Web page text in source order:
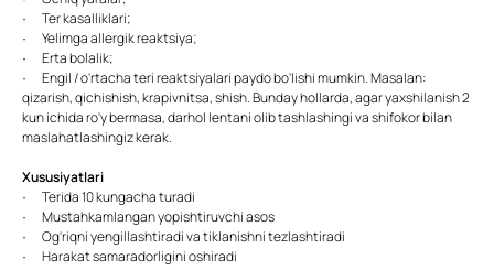
· Ter kasalliklari;
· Yelimga allergik reaktsiya;
· Erta bolalik;
· Engil / o'rtacha teri reaktsiyalari paydo bo'lishi mumkin. Masalan:
qizarish, qichishish, krapivnitsa, shish. Bunday hollarda, agar yaxshilanish 2
kun ichida ro'y bermasa, darhol lentani olib tashlashingi va shifokor bilan
maslahatlashingiz kerak.
Xususiyatlari
· Terida 10 kungacha turadi
· Mustahkamlangan yopishtiruvchi asos
· Og'riqni yengillashtiradi va tiklanishni tezlashtiradi
· Harakat samaradorligini oshiradi